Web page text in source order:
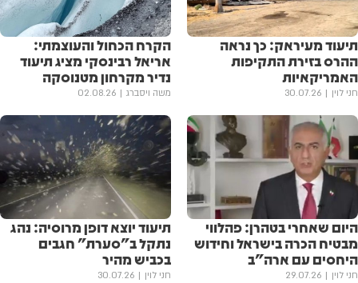
תיעוד מעיראק: כך נראה
ההרס בזירת התקיפות
האמריקאיות
חני לוין 30.07.26
הקרח הכחול והעוצמתי:
אריאל רבינסקי מציג תיעוד
נדיר מקרחון מטנוסקה
משה ויסברג 02.08.26
היום שאחרי בטהרן: פהלווי
מבטיח הכרה בישראל וחידוש
היחסים עם ארה"ב
חני לוין 29.07.26
תיעוד יוצא דופן מרוסיה: נהג
נתקל ב"סערת" חגבים
בכביש מהיר
חני לוין 30.07.26